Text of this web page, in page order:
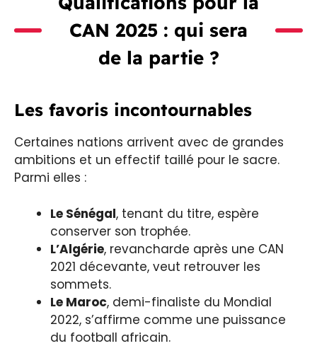
CAN 2025 : qui sera
de la partie ?
Les favoris incontournables
Certaines nations arrivent avec de grandes
ambitions et un effectif taillé pour le sacre.
Parmi elles :
Le Sénégal, tenant du titre, espère
conserver son trophée.
L’Algérie, revancharde après une CAN
2021 décevante, veut retrouver les
sommets.
Le Maroc, demi-finaliste du Mondial
2022, s’affirme comme une puissance
du football africain.